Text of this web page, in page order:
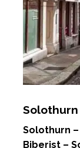
Solothurn
Solothurn
Biberist –